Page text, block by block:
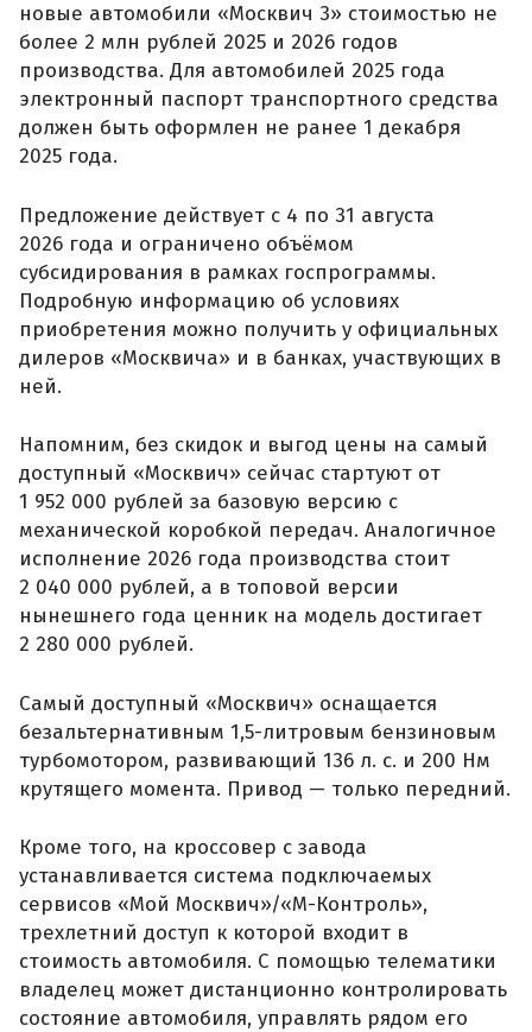
новые автомобили «Москвич 3» стоимостью не
более 2 млн рублей 2025 и 2026 годов
производства. Для автомобилей 2025 года
электронный паспорт транспортного средства
должен быть оформлен не ранее 1 декабря
2025 года.
Предложение действует с 4 по 31 августа
2026 года и ограничено объёмом
субсидирования в рамках госпрограммы.
Подробную информацию об условиях
приобретения можно получить у официальных
дилеров «Москвича» и в банках, участвующих в
ней.
Напомним, без скидок и выгод цены на самый
доступный «Москвич» сейчас стартуют от
1 952 000 рублей за базовую версию с
механической коробкой передач. Аналогичное
исполнение 2026 года производства стоит
2 040 000 рублей, а в топовой версии
нынешнего года ценник на модель достигает
2 280 000 рублей.
Самый доступный «Москвич» оснащается
безальтернативным 1,5-литровым бензиновым
турбомотором, развивающий 136 л. с. и 200 Нм
крутящего момента. Привод — только передний.
Кроме того, на кроссовер с завода
устанавливается система подключаемых
сервисов «Мой Москвич»/«М-Контроль»,
трехлетний доступ к которой входит в
стоимость автомобиля. С помощью телематики
владелец может дистанционно контролировать
состояние автомобиля, управлять рядом его